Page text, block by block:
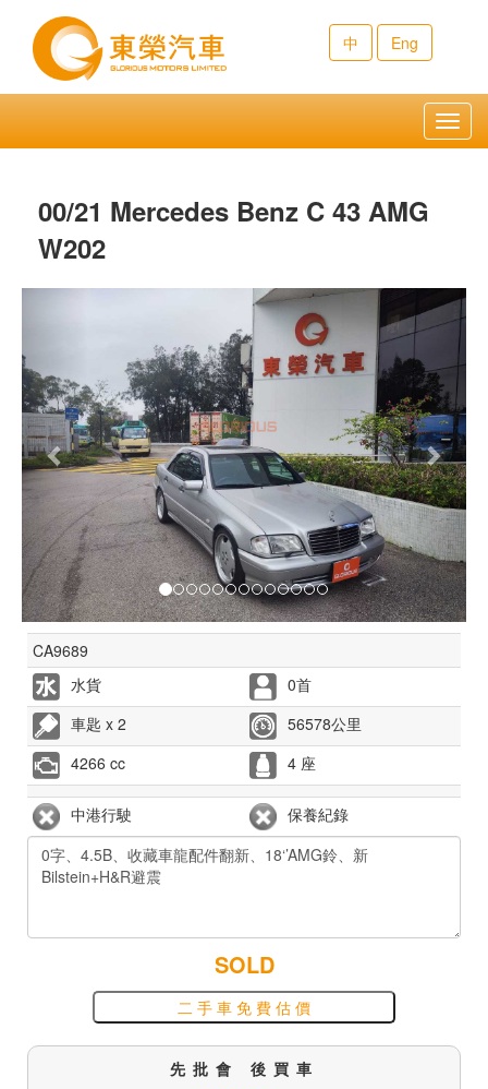
中 Eng
00/21 Mercedes Benz C 43 AMG
W202
Next
CA9689
水貨
0首
車匙 x 2
56578公里
4266 cc
4 座
中港行駛 保養紀錄
SOLD
二 手 車 免 費 估 價
先批會 後買車